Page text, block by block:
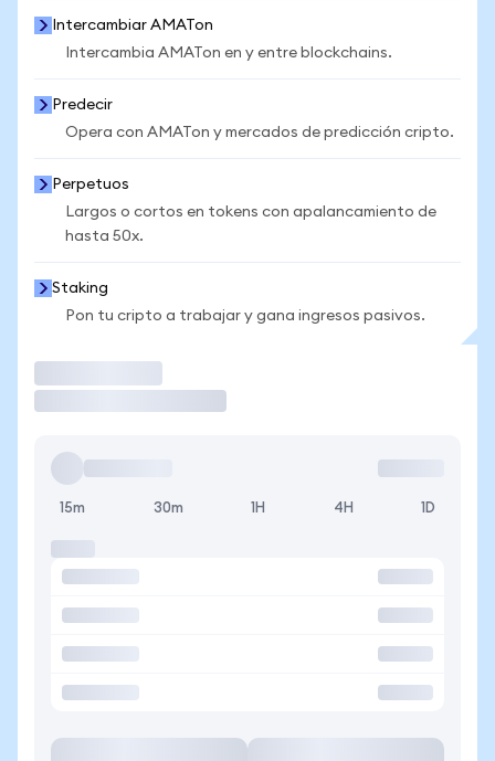
Intercambiar AMATon
Intercambia AMATon en y entre blockchains.
Predecir
Opera con AMATon y mercados de predicción cripto.
Perpetuos
Largos o cortos en tokens con apalancamiento de
hasta 50x.
Staking
Pon tu cripto a trabajar y gana ingresos pasivos.
15m 30m 1H 4H 1D